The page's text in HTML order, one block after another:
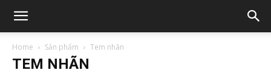
Home Sản phẩm Tem nhãn
TEM NHÃN